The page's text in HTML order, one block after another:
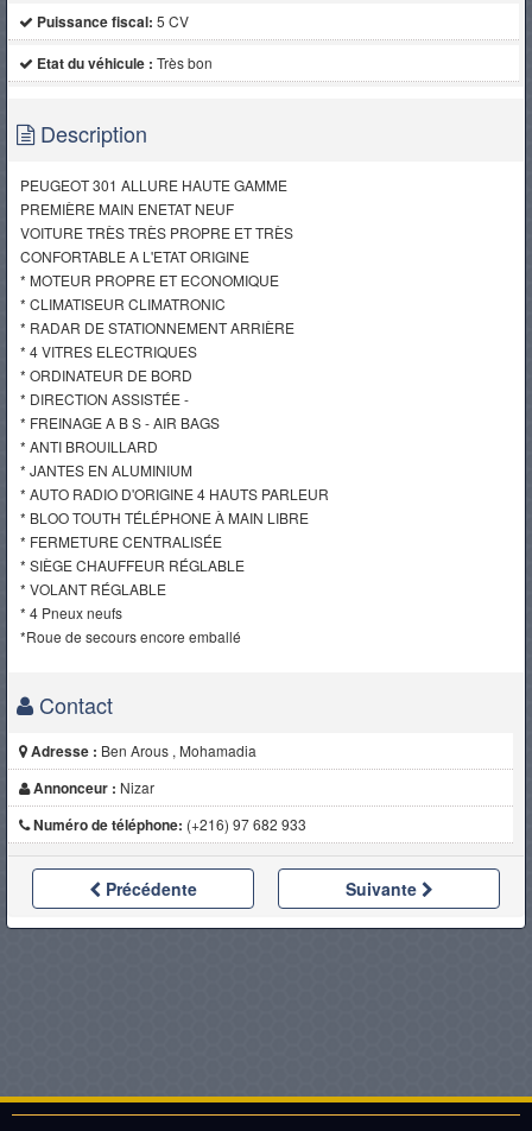
Puissance fiscal: 5 CV
Etat du véhicule : Très bon
Description
PEUGEOT 301 ALLURE HAUTE GAMME
PREMIÈRE MAIN ENETAT NEUF
VOITURE TRÈS TRÈS PROPRE ET TRÈS
CONFORTABLE A L'ETAT ORIGINE
* MOTEUR PROPRE ET ECONOMIQUE
* CLIMATISEUR CLIMATRONIC
* RADAR DE STATIONNEMENT ARRIÈRE
* 4 VITRES ELECTRIQUES
* ORDINATEUR DE BORD
* DIRECTION ASSISTÉE -
* FREINAGE A B S - AIR BAGS
* ANTI BROUILLARD
* JANTES EN ALUMINIUM
* AUTO RADIO D'ORIGINE 4 HAUTS PARLEUR
* BLOO TOUTH TÉLÉPHONE À MAIN LIBRE
* FERMETURE CENTRALISÉE
* SIÈGE CHAUFFEUR RÉGLABLE
* VOLANT RÉGLABLE
* 4 Pneux neufs
*Roue de secours encore emballé
Contact
Adresse : Ben Arous , Mohamadia
Annonceur : Nizar
Numéro de téléphone: (+216) 97 682 933
Précédente Suivante